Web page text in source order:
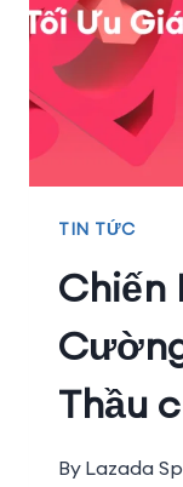
TIN TỨC
Chiến
Thầu
By Lazada